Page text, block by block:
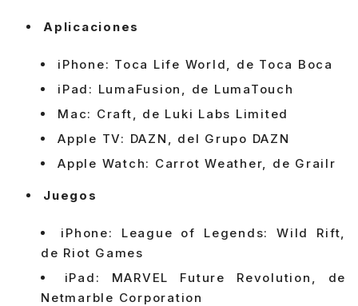
Aplicaciones
iPhone: Toca Life World, de Toca Boca
iPad: LumaFusion, de LumaTouch
Mac: Craft, de Luki Labs Limited
Apple TV: DAZN, del Grupo DAZN
Apple Watch: Carrot Weather, de Grailr
Juegos
iPhone: League of Legends: Wild Rift,
de Riot Games
iPad: MARVEL Future Revolution, de
Netmarble Corporation